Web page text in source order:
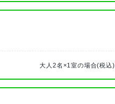
大人2名×1室の場合(税込)